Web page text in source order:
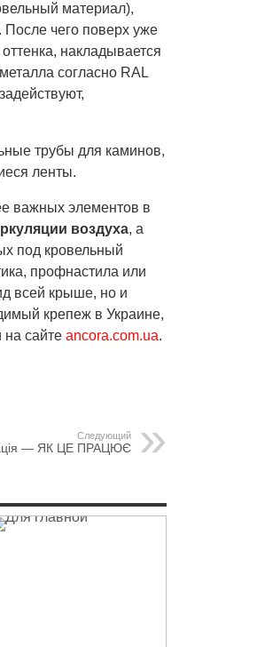
материал),
чего поверх уже
накладывается
согласно RAL
трубы для каминов,
ленты.
важных элементов в
воздуха, а
под кровельный
профнастила или
всей крыше, но и
крепеж в Украине,
сайте ancora.com.ua.
Следующий
— ЯК ЦЕ ПРАЦЮЄ